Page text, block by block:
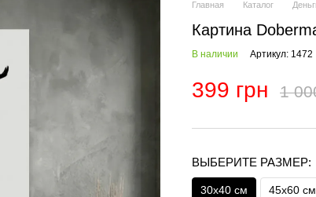
Главная Каталог
Картина
В наличии Артикул: 1472
399 грн 1
ВЫБЕРИТЕ РАЗМЕР:
30х40 см 45х60 см